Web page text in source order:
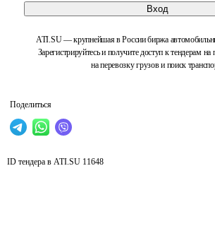
Вход
ATI.SU — крупнейшая в России биржа
Зарегистрируйтесь и получите доступ к тендерам на
на перевозку грузов и поиск
Поделиться
ID тендера в ATI.SU 11648